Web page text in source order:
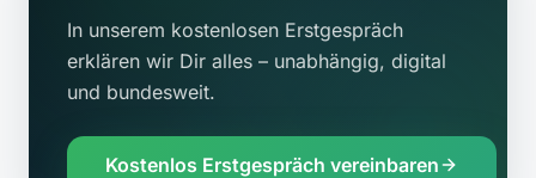
In unserem kostenlosen Erstgespräch
erklären wir Dir alles – unabhängig, digital
und bundesweit.
Kostenlos Erstgespräch vereinbaren